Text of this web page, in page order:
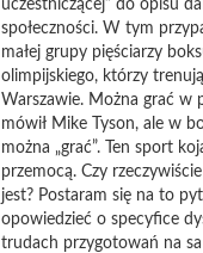
uczestniczącej” do opisu
społeczności. W tym
małej grupy pięściarzy
olimpijskiego, którzy
Warszawie. Można grać w
mówił Mike Tyson, ale w
można „grać”. Ten sport
przemocą. Czy
jest? Postaram się na to
opowiedzieć o specyfice
trudach przygotowań na